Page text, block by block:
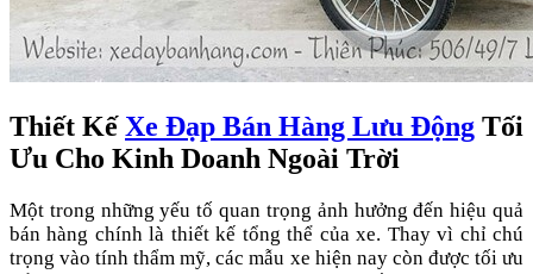
Thiết Kế Xe Đạp Bán Hàng Lưu Động Tối
Ưu Cho Kinh Doanh Ngoài Trời
Một trong những yếu tố quan trọng ảnh hưởng đến hiệu quả
bán hàng chính là thiết kế tổng thể của xe. Thay vì chỉ chú
trọng vào tính thẩm mỹ, các mẫu xe hiện nay còn được tối ưu